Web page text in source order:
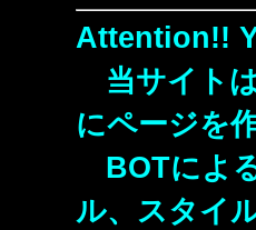
Attention!!
当サイト
にページを
BOTによ
ル、スタイ